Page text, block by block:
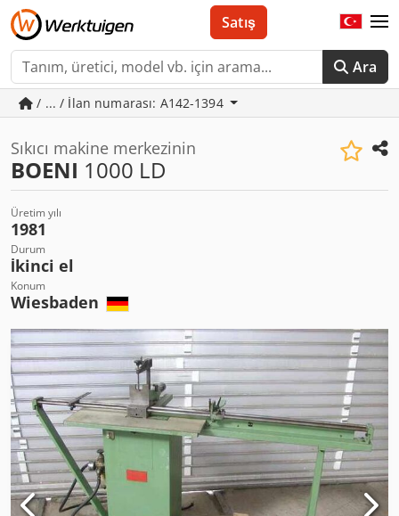
Ara
Satış
/ ... / İlan numarası: A142-1394
Sıkıcı makine merkezinin
BOENI 1000 LD
Üretim yılı
1981
Durum
İkinci el
Konum
Wiesbaden